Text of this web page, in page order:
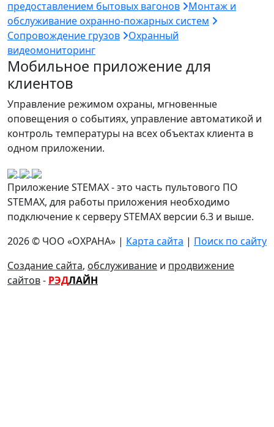
предоставлением бытовых вагонов
Монтаж и
обслуживание охранно-пожарных систем
Сопровождение грузов
Охранный
видеомониторинг
Мобильное приложение для
клиентов
Управление режимом охраны, мгновенные
оповещения о событиях, управление автоматикой и
контроль температуры на всех объектах клиента в
одном приложении.
Приложение STEMAX - это часть пультового ПО
STEMAX, для работы приложения необходимо
подключение к серверу STEMAX версии 6.3 и выше.
2026 © ЧОО «ОХРАНА» | Карта сайта | Поиск по сайту
Создание сайта, обслуживание и продвижение
сайтов- РЭДЛАЙН